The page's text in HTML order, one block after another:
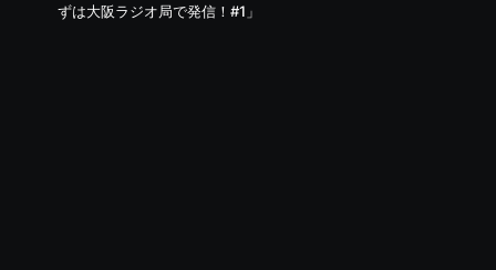
ずは大阪ラジオ局で発信！#1」